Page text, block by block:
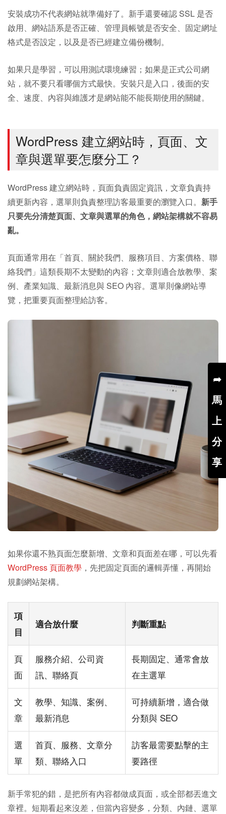
安裝成功不代表網站就準備好了。新手還要確認 SSL 是否
啟用、網站語系是否正確、管理員帳號是否安全、固定網址
格式是否設定，以及是否已經建立備份機制。
如果只是學習，可以用測試環境練習；如果是正式公司網
站，就不要只看哪個方式最快。安裝只是入口，後面的安
全、速度、內容與維護才是網站能不能長期使用的關鍵。
WordPress 建立網站時，頁面、文
章與選單要怎麼分工？
WordPress 建立網站時，頁面負責固定資訊，文章負責持
續更新內容，選單則負責整理訪客最重要的瀏覽入口。 新手
只要先分清楚頁面、文章與選單的角色，網站架構就不容易
亂。
頁面通常用在「首頁、關於我們、服務項目、方案價格、聯
絡我們」這類長期不太變動的內容；文章則適合放教學、案
例、產業知識、最新消息與 SEO 內容。選單則像網站導
覽，把重要頁面整理給訪客。
如果你還不熟頁面怎麼新增、文章和頁面差在哪，可以先看
WordPress 頁面教學 ，先把固定頁面的邏輯弄懂，再開始
規劃網站架構。
項
目
適合放什麼 判斷重點
頁
面
服務介紹、公司資
訊、聯絡頁
長期固定、通常會放
在主選單
文
章
教學、知識、案例、
最新消息
可持續新增，適合做
分類與 SEO
選
單
首頁、服務、文章分
類、聯絡入口
訪客最需要點擊的主
要路徑
新手常犯的錯，是把所有內容都做成頁面，或全部都丟進文
章裡。短期看起來沒差，但當內容變多，分類、內鏈、選單
➦
馬
上
分
享